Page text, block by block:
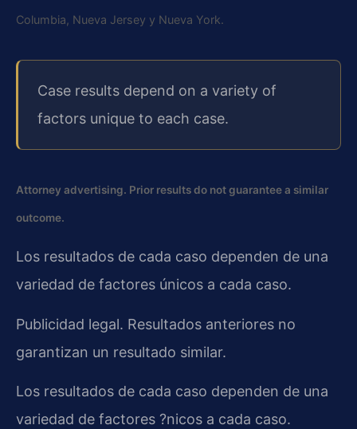
Columbia, Nueva Jersey y Nueva York.
Case results depend on a variety of
factors unique to each case.
Attorney advertising. Prior results do not guarantee a similar
outcome.
Los resultados de cada caso dependen de una
variedad de factores únicos a cada caso.
Publicidad legal. Resultados anteriores no
garantizan un resultado similar.
Los resultados de cada caso dependen de una
variedad de factores ?nicos a cada caso.